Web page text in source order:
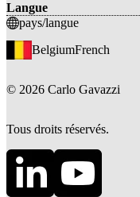
Langue
pays/langue
BelgiumFrench
© 2026 Carlo Gavazzi
Tous droits réservés.